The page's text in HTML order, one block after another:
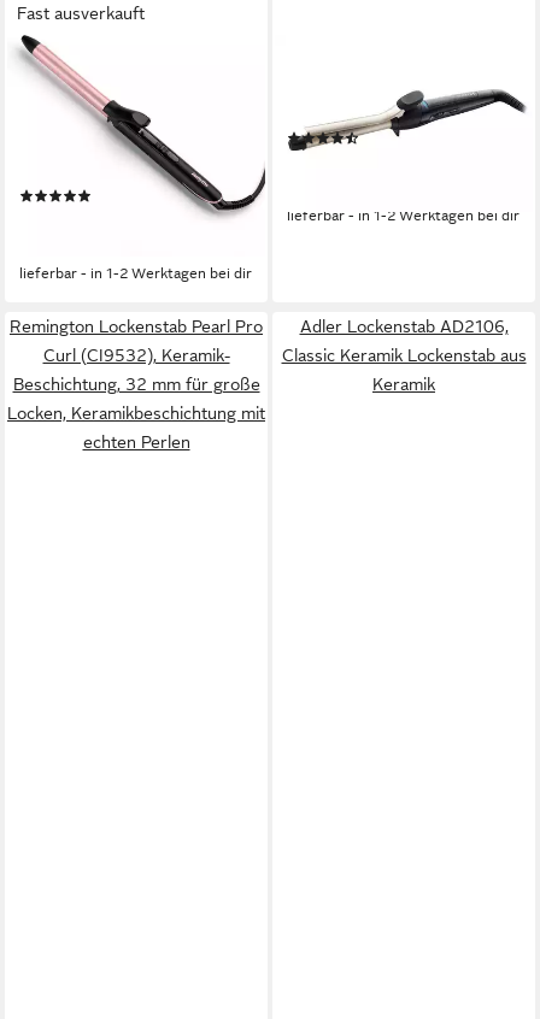
Fast ausverkauft
BABYLISS
Lockenstab BaByliss 19 mm
Lockenstab für definierte
Locken, mit Klammer, C450E,
Quarz-Keramik-Beschichtung,
6 Temperaturstufen bis 210
lieferbar - in 1-2 Werktagen bei dir
Lockenstab Ci5319, Keramik-
Turmalin-Beschichtung
(190)
lieferbar - in 1-2 Werktagen bei dir
Remington Lockenstab Pearl Pro
Curl (CI9532), Keramik-
Beschichtung, 32 mm für große
Locken, Keramikbeschichtung mit
echten Perlen
Adler Lockenstab AD2106,
Classic Keramik Lockenstab aus
Keramik